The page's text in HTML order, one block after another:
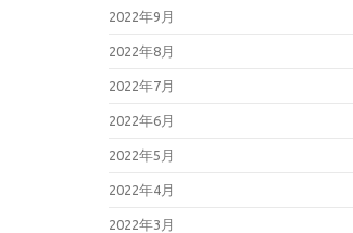
2022年9月
2022年8月
2022年7月
2022年6月
2022年5月
2022年4月
2022年3月